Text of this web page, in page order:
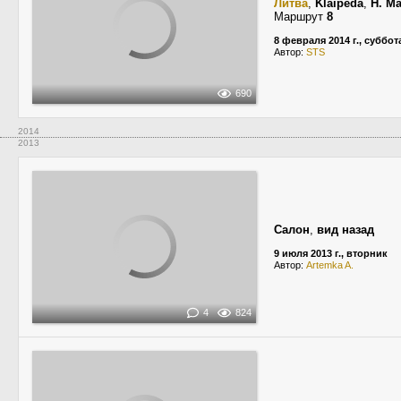
690
Литва, Klaipėda, H.
Маршрут 8
8 февраля 2014 г.,
Автор: STS
2014
2013
4 824
Салон, вид назад
9 июля 2013 г., вторник
Автор: Artemka A.